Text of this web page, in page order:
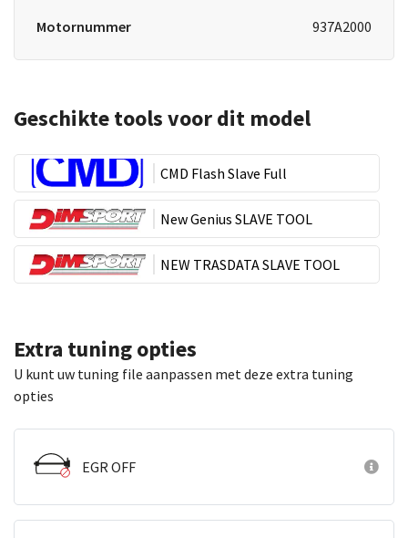
Motornummer
937A2000
Geschikte tools voor dit model
CMD Flash Slave Full
New Genius SLAVE TOOL
NEW TRASDATA SLAVE TOOL
Extra tuning opties
U kunt uw tuning file aanpassen met deze extra tuning
opties
EGR OFF